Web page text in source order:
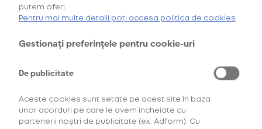
Instrument pentru extragerea
stick-urilor
5 1 Recenzii
Cumpără primul tău Starter Kit cu 40% discount*
și deblochează
oferta de6 pachete la preț de 3** .
și aici
putem oferi.
Pentru mai multe detalii poți accesa politica de cookies
Gestionați preferințele pentru cookie-uri
De publicitate
Aceste cookies sunt setate pe acest site în baza
unor acorduri pe care le avem încheiate cu
partenerii noștri de publicitate (ex. Adform). Cu